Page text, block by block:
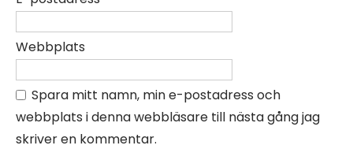
Webbplats
Spara mitt namn, min e-postadress och
webbplats i denna webbläsare till nästa gång jag
skriver en kommentar.